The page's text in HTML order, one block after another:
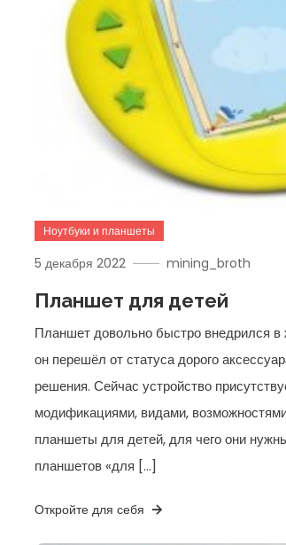
Ноутбуки и планшеты
5 декабря 2022 mining_broth
Планшет для детей
Планшет довольно быстро внедрился
он перешёл от статуса дорого
решения. Сейчас устройство
модификациями, видами,
планшеты для детей, для чего они
планшетов «для […]
Откройте для себя